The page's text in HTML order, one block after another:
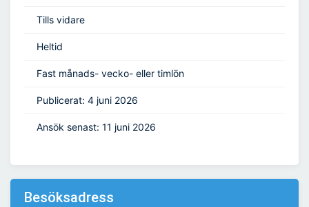
Tills vidare
Heltid
Fast månads- vecko- eller timlön
Publicerat: 4 juni 2026
Ansök senast: 11 juni 2026
Besöksadress